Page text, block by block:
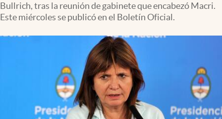
Otras secciones
Mundial 2026
Bullrich, tras la reunión de gabinete que encabezó Macri.
Este miércoles se publicó en el Boletín Oficial.